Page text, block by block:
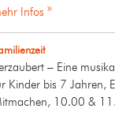
Infos »
– Eine
Kinder bis 7 Jahren,
10.00 &